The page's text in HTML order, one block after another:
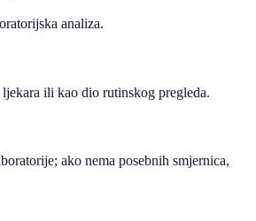
analiza.
ili kao dio rutinskog pregleda.
ako nema posebnih smjernica,